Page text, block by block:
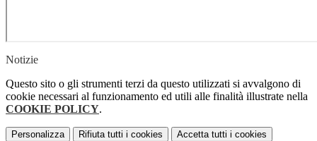
Notizie
Questo sito o gli strumenti terzi da questo utilizzati si avvalgono di
cookie necessari al funzionamento ed utili alle finalità illustrate nella
COOKIE POLICY.
Personalizza Rifiuta tutti i cookies Accetta tutti i cookies